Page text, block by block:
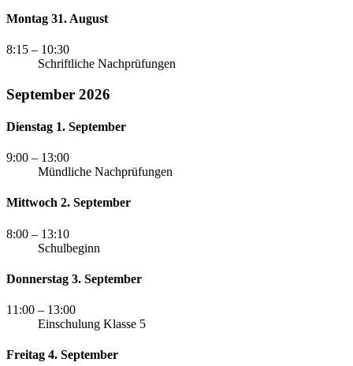
Montag 31. August
8:15 – 10:30
Schriftliche Nachprüfungen
September 2026
Dienstag 1. September
9:00 – 13:00
Mündliche Nachprüfungen
Mittwoch 2. September
8:00 – 13:10
Schulbeginn
Donnerstag 3. September
11:00 – 13:00
Einschulung Klasse 5
Freitag 4. September